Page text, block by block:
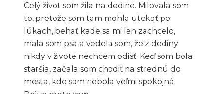
Celý život som žila na dedine. Milovala som
to, pretože som tam mohla utekať po
lúkach, behať kade sa mi len zachcelo,
mala som psa a vedela som, že z dediny
nikdy v živote nechcem odísť. Keď som bola
staršia, začala som chodiť na strednú do
mesta, kde som nebola veľmi spokojná.